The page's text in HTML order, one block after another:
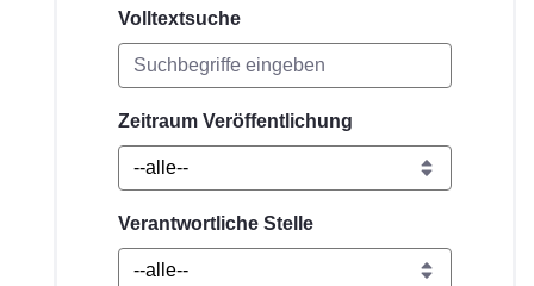
Volltextsuche
Zeitraum Veröffentlichung
Verantwortliche Stelle